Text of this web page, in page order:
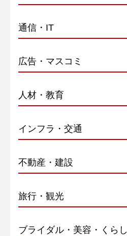
通信・IT
広告・マスコミ
人材・教育
インフラ・交通
不動産・建設
旅行・観光
ブライダル・美容・くらし